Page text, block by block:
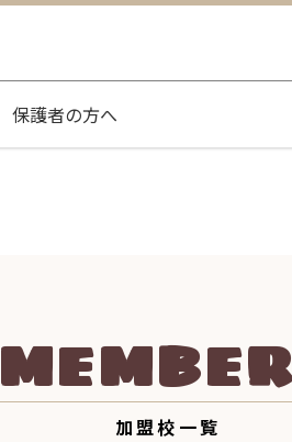
保護者の方へ
加盟校一覧